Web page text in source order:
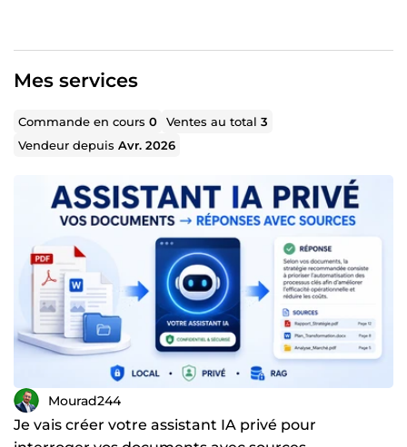
Mes services
Commande en cours0 Ventes au total3
Vendeur depuisAvr. 2026
Mourad244
Je vais créer votre assistant IA privé pour